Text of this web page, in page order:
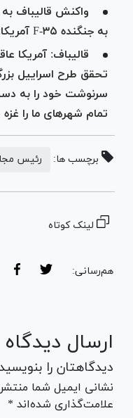
واکنش قالیباف
به جنگنده F-۳۵ آمریکا: عروس تعریفی ۲!
قالیباف: آمریکا
تحقق طرح اسراییل
سرنوشت خود را به
تمام شهر‌های ما را
برچسب ها: رئیس
لینک کوتاه
هم‌رسانی:
ارسال دیدگاه
دیدگاهتان را
نشانی ایمیل شما
علامت‌گذاری شده‌اند *